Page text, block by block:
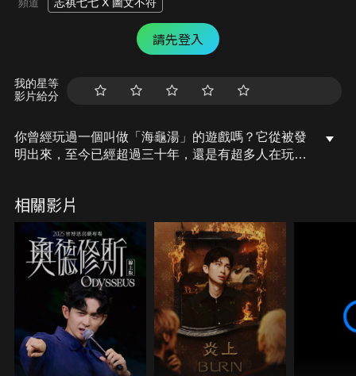
頻道
請先登入
我的星等
影片給分
你曾經玩過一個叫做「海龜湯」的遊戲嗎？它從被發
明出來，至今已經超過三十年，還是有超多人在玩，
相關影片